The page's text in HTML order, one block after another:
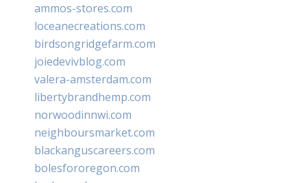
ammos-stores.com
loceanecreations.com
birdsongridgefarm.com
joiedevivblog.com
valera-amsterdam.com
libertybrandhemp.com
norwoodinnwi.com
neighboursmarket.com
blackanguscareers.com
bolesfororegon.com